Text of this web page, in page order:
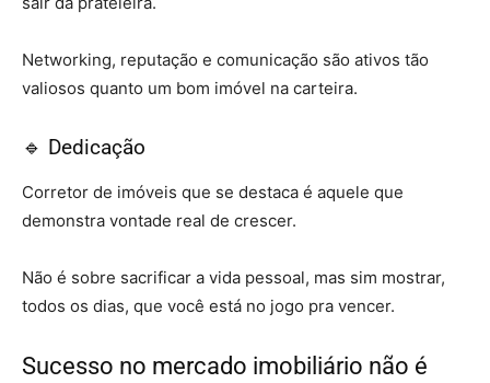
Networking, reputação e comunicação são ativos tão
valiosos quanto um bom imóvel na carteira.
🔹 Dedicação
Corretor de imóveis que se destaca é aquele que
demonstra vontade real de crescer.
Não é sobre sacrificar a vida pessoal, mas sim mostrar,
todos os dias, que você está no jogo pra vencer.
Sucesso no mercado imobiliário não é